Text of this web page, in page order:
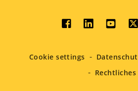
Social
menu
Cookie settings
Rechtliches